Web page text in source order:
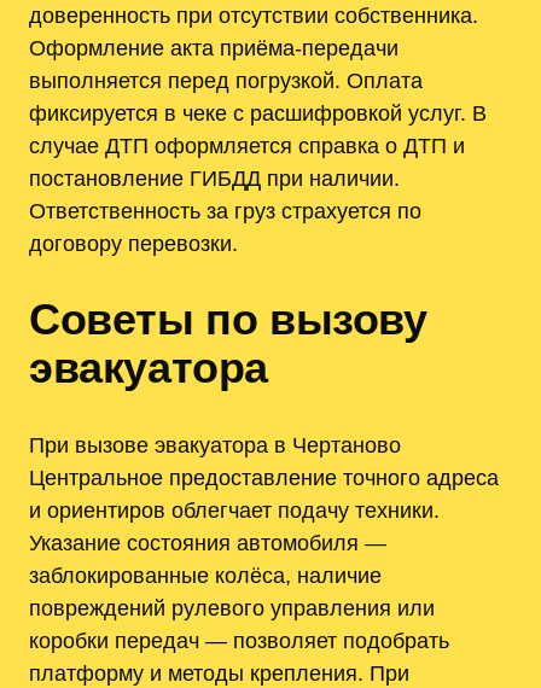
доверенность при отсутствии собственника.
Оформление акта приёма-передачи
выполняется перед погрузкой. Оплата
фиксируется в чеке с расшифровкой услуг. В
случае ДТП оформляется справка о ДТП и
постановление ГИБДД при наличии.
Ответственность за груз страхуется по
договору перевозки.
Советы по вызову
эвакуатора
При вызове эвакуатора в Чертаново
Центральное предоставление точного адреса
и ориентиров облегчает подачу техники.
Указание состояния автомобиля —
заблокированные колёса, наличие
повреждений рулевого управления или
коробки передач — позволяет подобрать
платформу и методы крепления. При